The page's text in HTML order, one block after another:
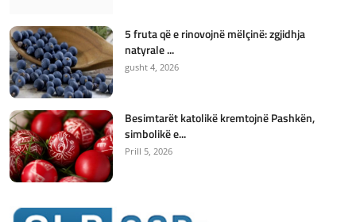
5 fruta që e rinovojnë mëlçinë: zgjidhja
natyrale ...
gusht 4, 2026
Besimtarët katolikë kremtojnë Pashkën,
simbolikë e...
Prill 5, 2026